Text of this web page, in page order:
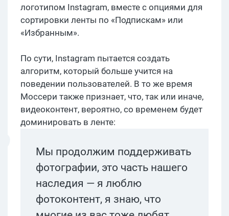
логотипом Instagram, вместе с опциями для
сортировки ленты по «Подпискам» или
«Избранным».
По сути, Instagram пытается создать
алгоритм, который больше учится на
поведении пользователей. В то же время
Моссери также признает, что, так или иначе,
видеоконтент, вероятно, со временем будет
доминировать в ленте:
Мы продолжим поддерживать
фотографии, это часть нашего
наследия — я люблю
фотоконтент, я знаю, что